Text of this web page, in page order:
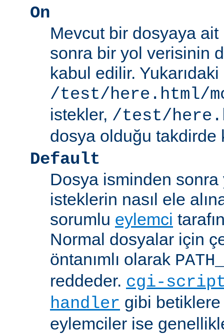
On
Mevcut bir dosyaya
sonra bir yol verisinin
kabul edilir.
/test/here.html/
istekler, /test/
dosya olduğu takdirde
Default
Dosya isminden
isteklerin nasıl ele
sorumlu eylemci
Normal dosyalar için
öntanımlı olarak
reddeder. cgi-
handler gibi
eylemciler ise